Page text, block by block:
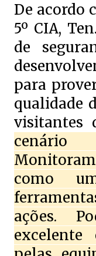
De acordo
5º CIA,
de
para
qualidade
visitantes
como
ações.
excelente